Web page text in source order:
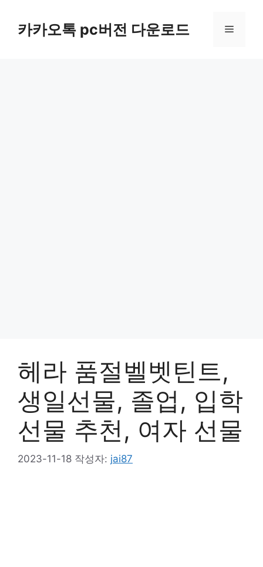
카카오톡 pc버전 다운로드 메
헤라 품절벨벳틴트,
생일선물, 졸업, 입학
선물 추천, 여자 선물
2023-11-18 작성자: jai87